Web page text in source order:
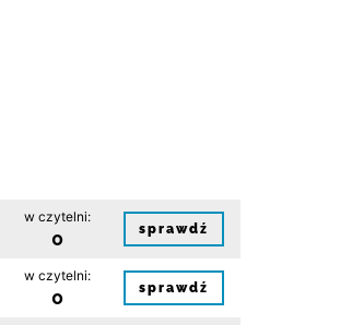
w czytelni:
0 sprawdź
w czytelni:
0 sprawdź